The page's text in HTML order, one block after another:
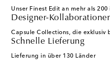
Unser Finest Edit an mehr als
Designer-
Capsule Collections, die exklusiv
Schnelle Lieferung
Lieferung in über 130 Länder